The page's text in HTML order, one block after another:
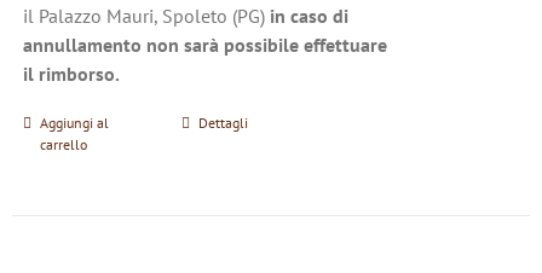
il Palazzo Mauri, Spoleto (PG) in caso di
annullamento non sarà possibile effettuare
il rimborso.
Aggiungi al
carrello
Dettagli